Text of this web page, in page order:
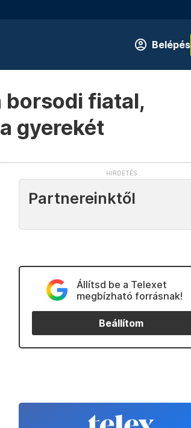
Belépés
borsodi fiatal,
gyerekét
Partnereinktől
Állítsd be a Telexet
megbízható forrásnak!
Beállítom